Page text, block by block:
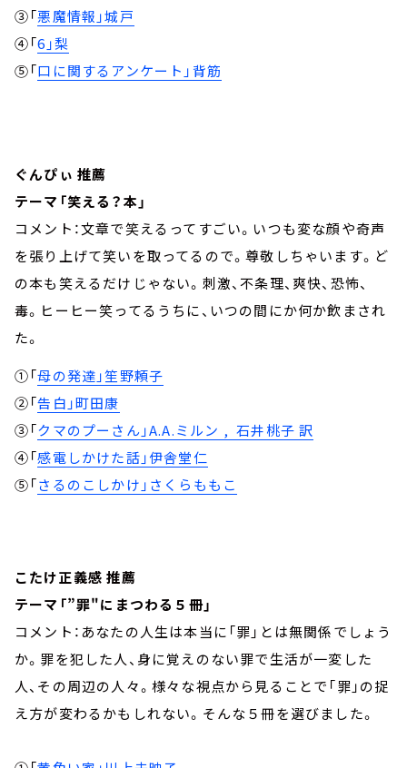
③「悪魔情報」城戸
④「6」梨
⑤「口に関するアンケート」背筋
ぐんぴぃ 推薦
テーマ「笑える？本」
コメント：文章で笑えるってすごい。いつも変な顔や奇声
を張り上げて笑いを取ってるので。尊敬しちゃいます。ど
の本も笑えるだけじゃない。刺激、不条理、爽快、恐怖、
毒。ヒーヒー笑ってるうちに、いつの間にか何か飲まされ
た。
①「母の発達」笙野頼子
②「告白」町田康
③「クマのプーさん」A.A.ミルン , 石井桃子 訳
④「感電しかけた話」伊舎堂仁
⑤「さるのこしかけ」さくらももこ
こたけ正義感 推薦
テーマ「”罪"にまつわる５冊」
コメント：あなたの人生は本当に「罪」とは無関係でしょう
か。罪を犯した人、身に覚えのない罪で生活が一変した
人、その周辺の人々。様々な視点から見ることで「罪」の捉
え方が変わるかもしれない。そんな５冊を選びました。